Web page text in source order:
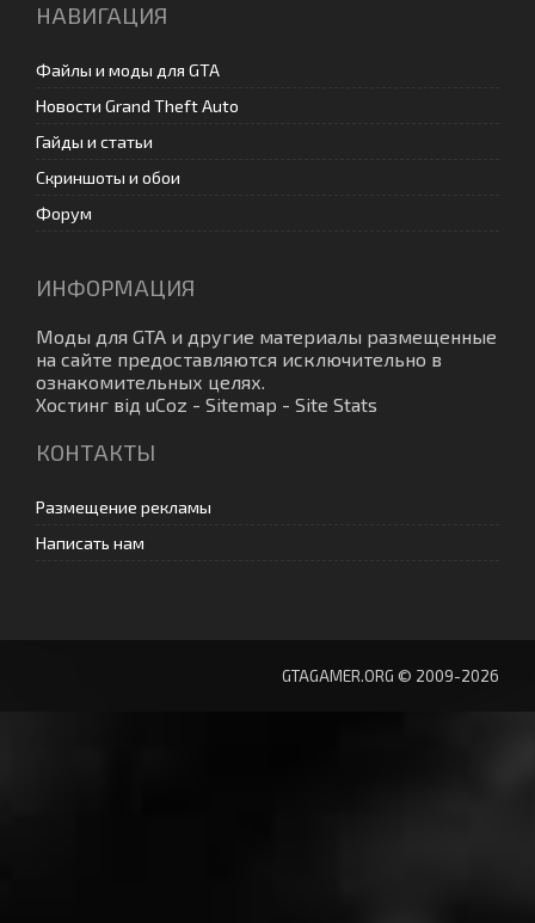
НАВИГАЦИЯ
Файлы и моды для GTA
Новости Grand Theft Auto
Гайды и статьи
Скриншоты и обои
Форум
ИНФОРМАЦИЯ
Моды для GTA и другие материалы размещенные
на сайте предоставляются исключительно в
ознакомительных целях.
Хостинг від uCoz - Sitemap - Site Stats
КОНТАКТЫ
Размещение рекламы
Написать нам
GTAGAMER.ORG © 2009-2026